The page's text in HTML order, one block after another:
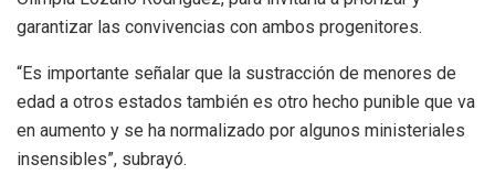
garantizar las convivencias con ambos progenitores.
“Es importante señalar que la sustracción de menores de
edad a otros estados también es otro hecho punible que va
en aumento y se ha normalizado por algunos ministeriales
insensibles”, subrayó.